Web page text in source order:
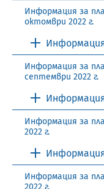
Информация за
октомври 2022 г.
Информация за
септември 2022 г.
Информация за
2022 г.
Информация за
2022 г.